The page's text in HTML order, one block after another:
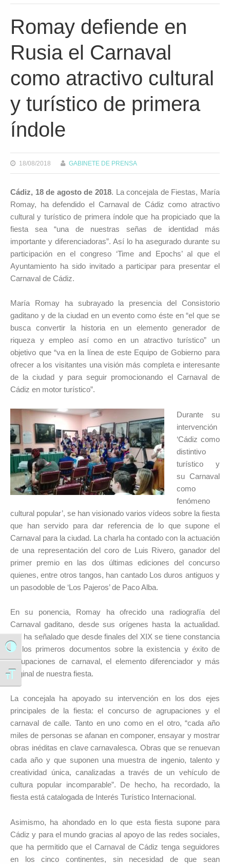
Alternar alto contraste
Alternar tamaño de letra
Romay defiende en
Rusia el Carnaval
como atractivo cultural
y turístico de primera
índole
18/08/2018 GABINETE DE PRENSA
Cádiz, 18 de agosto de 2018. La concejala de Fiestas, María
Romay, ha defendido el Carnaval de Cádiz como atractivo
cultural y turístico de primera índole que ha propiciado que la
fiesta sea “una de nuestras señas de identidad más
importante y diferenciadoras”. Así lo ha asegurado durante su
participación en el congreso ‘Time and Epochs’ al que el
Ayuntamiento ha sido invitado a participar para presentar el
Carnaval de Cádiz.
María Romay ha subrayado la presencia del Consistorio
gaditano y de la ciudad en un evento como éste en “el que se
busca convertir la historia en un elemento generador de
riqueza y empleo así como en un atractivo turístico” un
objetivo que “va en la línea de este Equipo de Gobierno para
ofrecer a los visitantes una visión más completa e interesante
de la ciudad y para seguir promocionando el Carnaval de
Cádiz en motor turístico”.
Durante su
intervención
‘Cádiz como
distintivo
turístico y
su Carnaval
como
fenómeno
cultural popular’, se han visionado varios vídeos sobre la fiesta
que han servido para dar referencia de lo que supone el
Carnaval para la ciudad. La charla ha contado con la actuación
de una representación del coro de Luis Rivero, ganador del
primer premio en las dos últimas ediciones del concurso
quienes, entre otros tangos, han cantado Los duros antiguos y
un pasodoble de ‘Los Pajeros’ de Paco Alba.
En su ponencia, Romay ha ofrecido una radiografía del
Carnaval gaditano, desde sus orígenes hasta la actualidad.
Así ha señalado que desde finales del XIX se tiene constancia
de los primeros documentos sobre la existencia y éxito de
agrupaciones de carnaval, el elemento diferenciador y más
original de nuestra fiesta.
La concejala ha apoyado su intervención en los dos ejes
principales de la fiesta: el concurso de agrupaciones y el
carnaval de calle. Tanto en uno como en el otro, “cada año
miles de personas se afanan en componer, ensayar y mostrar
obras inéditas en clave carnavalesca. Obras que se renuevan
cada año y que suponen una muestra de ingenio, talento y
creatividad única, canalizadas a través de un vehículo de
cultura popular incomparable”. De hecho, ha recordado, la
fiesta está catalogada de Interés Turístico Internacional.
Asimismo, ha ahondado en lo que esta fiesta supone para
Cádiz y para el mundo gracias al apoyo de las redes sociales,
que ha permitido que el Carnaval de Cádiz tenga seguidores
en los cinco continentes, sin necesidad de que sean